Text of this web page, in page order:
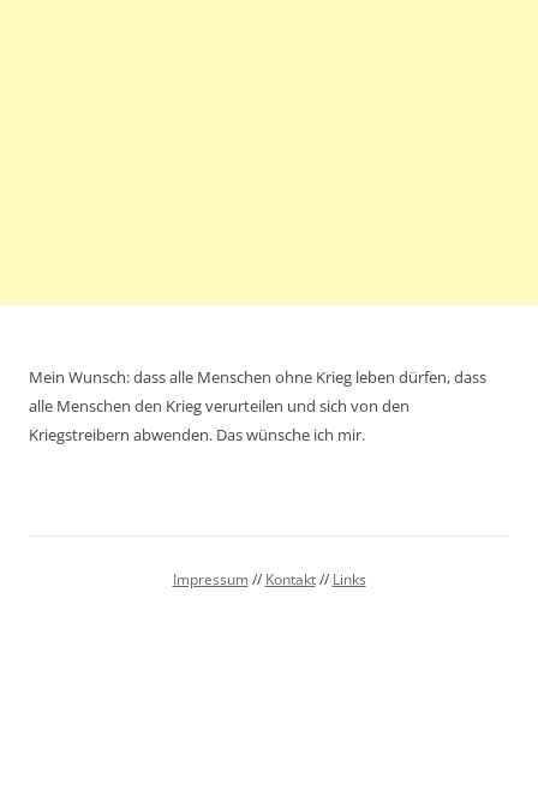
Mein Wunsch: dass alle Menschen ohne Krieg leben dürfen, dass
alle Menschen den Krieg verurteilen und sich von den
Kriegstreibern abwenden. Das wünsche ich mir.
Impressum // Kontakt// Links